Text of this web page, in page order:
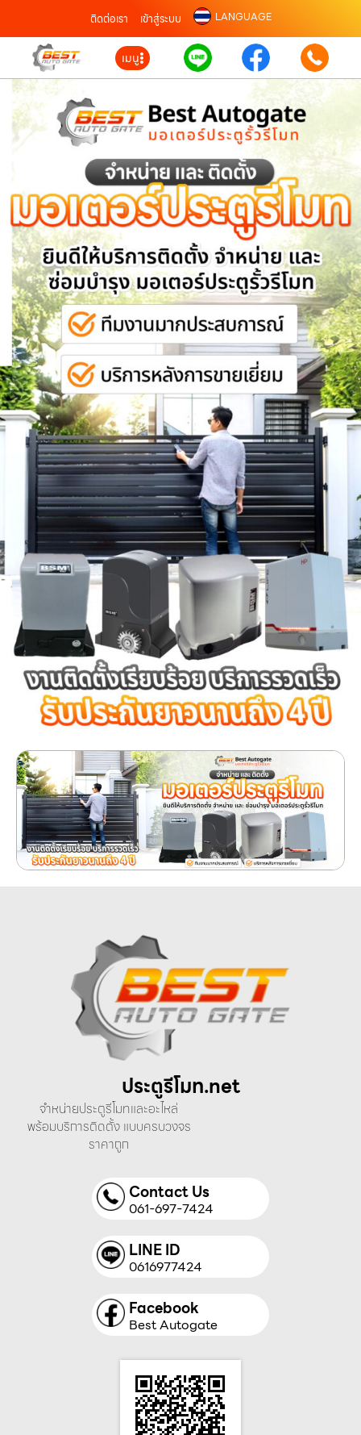
ติดต่อเรา เข้าสู่ระบบ LANGUAGE
เมนู
ประตูรีโมท.net
จำหน่ายประตูรีโมทและอะไหล่
พร้อมบริการติดตั้ง แบบครบวงจร
ราคาถูก
Contact Us
061-697-7424
LINE ID
0616977424
Facebook
Best Autogate